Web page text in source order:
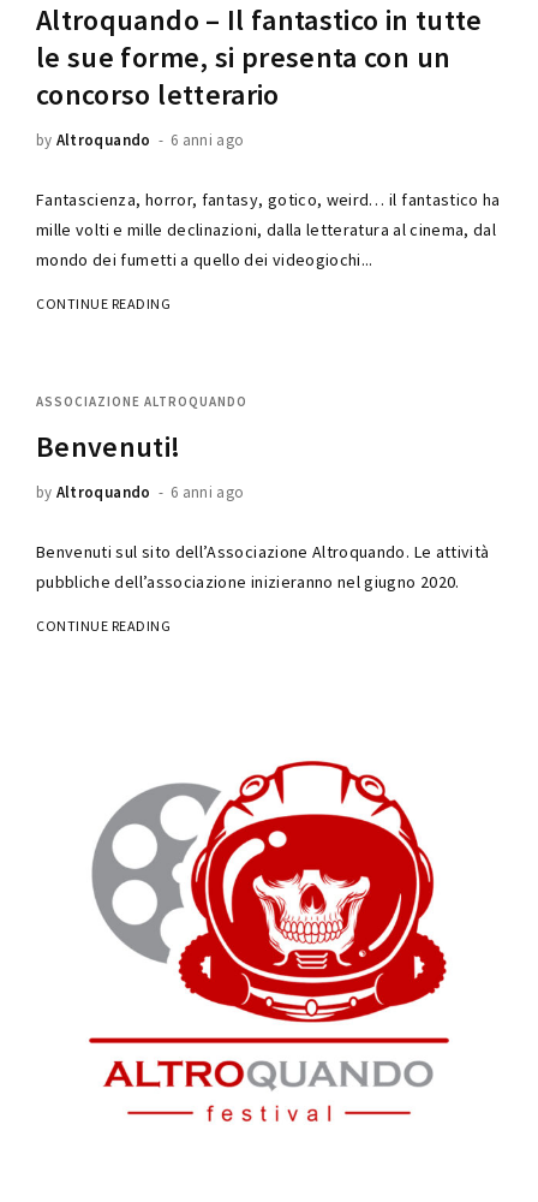
Altroquando – Il fantastico in tutte
le sue forme, si presenta con un
concorso letterario
by Altroquando 6 anni ago
Fantascienza, horror, fantasy, gotico, weird… il fantastico ha
mille volti e mille declinazioni, dalla letteratura al cinema, dal
mondo dei fumetti a quello dei videogiochi...
CONTINUE READING
ASSOCIAZIONE ALTROQUANDO
Benvenuti!
by Altroquando 6 anni ago
Benvenuti sul sito dell’Associazione Altroquando. Le attività
pubbliche dell’associazione inizieranno nel giugno 2020.
CONTINUE READING